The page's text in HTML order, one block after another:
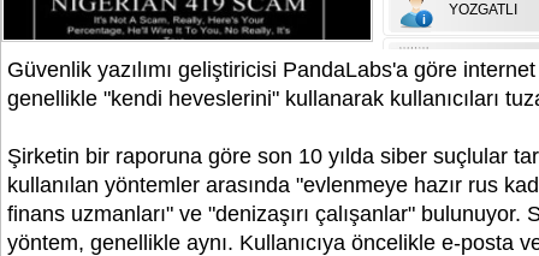
YOZGATLI
Güvenlik yazılımı geliştiricisi PandaLabs'a göre internet
genellikle "kendi heveslerini" kullanarak kullanıcıları
Şirketin bir raporuna göre son 10 yılda siber suçlular
kullanılan yöntemler arasında "evlenmeye hazır rus
finans uzmanları" ve "denizaşırı çalışanlar" bulunuyor.
yöntem, genellikle aynı. Kullanıcıya öncelikle e-posta